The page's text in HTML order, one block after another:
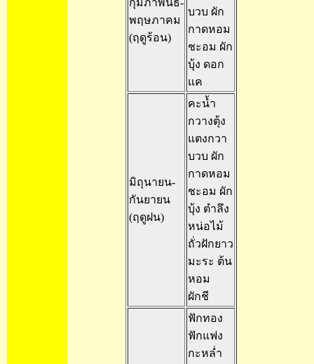
กุมภาพันธ์-
พฤษภาคม
(ฤดูร้อน)
บวบ ผัก
กาดหอม
ชะอม ผัก
บุ้ง ดอก
แค
มิถุนายน-
กันยายน
(ฤดูฝน)
คะน้ำ
กวางตุ้ง
แตงกวา
บวบ ผัก
กาดหอม
ชะอม ผัก
บุ้ง ตำลึง
หน่อไม้
ถั่วฝักยาว
มะระ ต้น
หอม
ผักชี
ฟักทอง
ฟักแฟง
กะหล่ำ